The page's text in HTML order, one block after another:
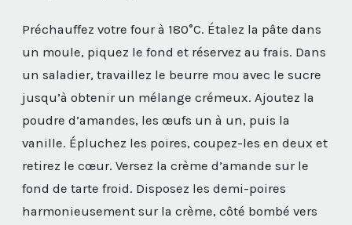
Préchauffez votre four à 180°C. Étalez la pâte dans
un moule, piquez le fond et réservez au frais. Dans
un saladier, travaillez le beurre mou avec le sucre
jusqu’à obtenir un mélange crémeux. Ajoutez la
poudre d’amandes, les œufs un à un, puis la
vanille. Épluchez les poires, coupez-les en deux et
retirez le cœur. Versez la crème d’amande sur le
fond de tarte froid. Disposez les demi-poires
harmonieusement sur la crème, côté bombé vers